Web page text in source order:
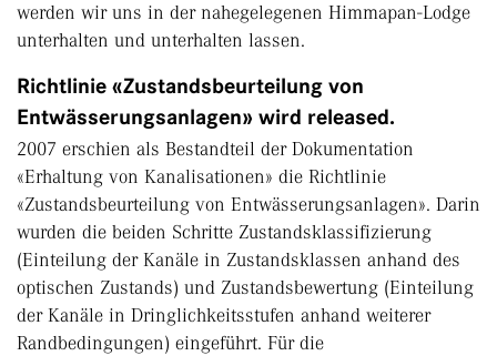
werden wir uns in der nahegelegenen Himmapan-Lodge
unterhalten und unterhalten lassen.
Richtlinie «Zustandsbeurteilung von
Entwässerungsanlagen» wird released.
2007 erschien als Bestandteil der Dokumentation
«Erhaltung von Kanalisationen» die Richtlinie
«Zustandsbeurteilung von Entwässerungsanlagen». Darin
wurden die beiden Schritte Zustandsklassifizie­rung
(Einteilung der Kanäle in Zustandsklassen anhand des
optischen Zustands) und Zustandsbewertung (Einteilung
der Kanäle in Dringlichkeitsstufen anhand weiterer
Randbedingungen) eingeführt. Für die